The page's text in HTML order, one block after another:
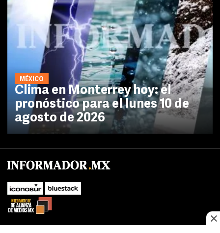
MÉXICO
Clima en Monterrey hoy: el
pronóstico para el lunes 10 de
agosto de 2026